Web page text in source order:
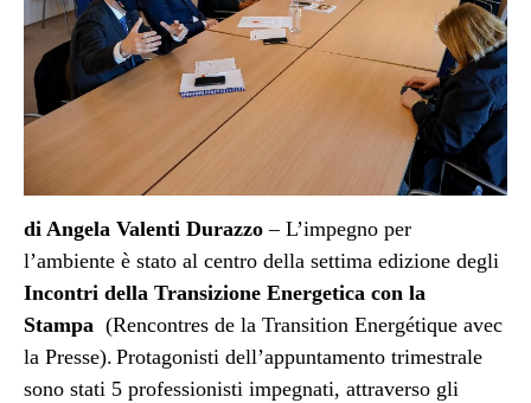
di Angela Valenti Durazzo – L’impegno per
l’ambiente è stato al centro della settima edizione degli
Incontri della Transizione Energetica con la
Stampa (Rencontres de la Transition Energétique avec
la Presse). Protagonisti dell’appuntamento trimestrale
sono stati 5 professionisti impegnati, attraverso gli